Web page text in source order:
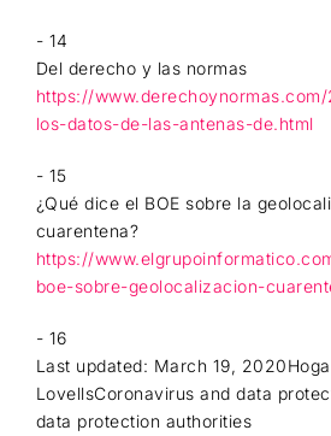
- 14
Del derecho y las normas
https://
los-datos-de-las-antenas-de.html
- 15
¿Qué dice el BOE sobre la
cuarentena?
https://
boe-sobre-geolocalizacion-
- 16
Last updated: March 19,
LovellsCoronavirus and data
data protection authorities